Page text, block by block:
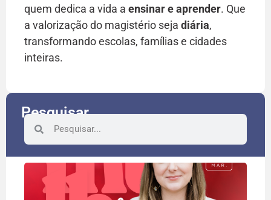
quem dedica a vida a ensinar e aprender. Que
a valorização do magistério seja diária,
transformando escolas, famílias e cidades
inteiras.
Pesquisar